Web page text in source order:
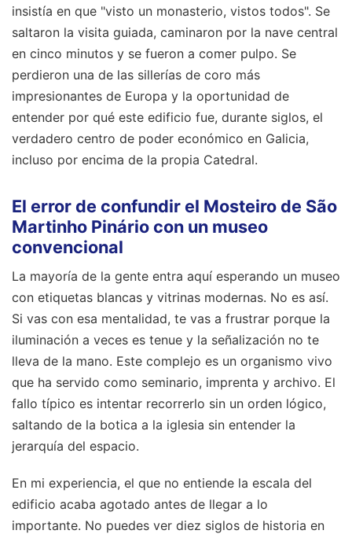
insistía en que "visto un monasterio, vistos todos". Se
saltaron la visita guiada, caminaron por la nave central
en cinco minutos y se fueron a comer pulpo. Se
perdieron una de las sillerías de coro más
impresionantes de Europa y la oportunidad de
entender por qué este edificio fue, durante siglos, el
verdadero centro de poder económico en Galicia,
incluso por encima de la propia Catedral.
El error de confundir el Mosteiro de São
Martinho Pinário con un museo
convencional
La mayoría de la gente entra aquí esperando un museo
con etiquetas blancas y vitrinas modernas. No es así.
Si vas con esa mentalidad, te vas a frustrar porque la
iluminación a veces es tenue y la señalización no te
lleva de la mano. Este complejo es un organismo vivo
que ha servido como seminario, imprenta y archivo. El
fallo típico es intentar recorrerlo sin un orden lógico,
saltando de la botica a la iglesia sin entender la
jerarquía del espacio.
En mi experiencia, el que no entiende la escala del
edificio acaba agotado antes de llegar a lo
importante. No puedes ver diez siglos de historia en